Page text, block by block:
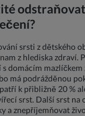
srsti z dětského
z hlediska zdraví.
domácím
má podrážděnou
k přibližně 20 %
srst. Další srst na
a znepříjemňovat